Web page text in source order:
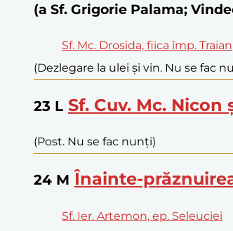
(a Sf. Grigorie Palama;
Sf. Mc. Drosida, fiica împ. Traian
(Dezlegare la ulei și vin. Nu se fac
23 L Sf. Cuv. Mc. Nicon
(Post. Nu se fac nunți)
24 M Înainte-
Sf. Ier. Artemon, ep. Seleuciei